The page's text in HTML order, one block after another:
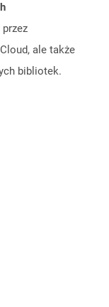
ale także
bibliotek.